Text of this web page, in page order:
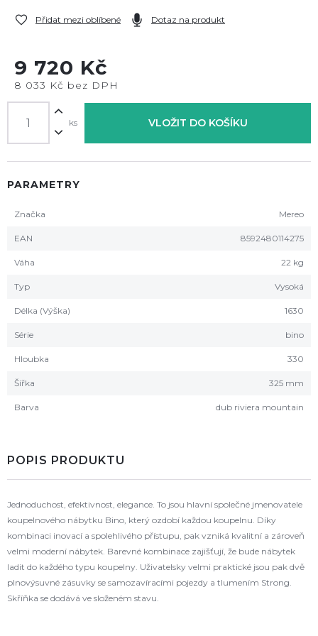
Přidat mezi oblíbené Dotaz na produkt
9 720 Kč
8 033 Kč bez DPH
ks VLOŽIT DO KOŠÍKU
PARAMETRY
Značka Mereo
EAN 8592480114275
Váha 22 kg
Typ Vysoká
Délka (Výška) 1630
Série bino
Hloubka 330
Šířka 325 mm
Barva dub riviera mountain
POPIS PRODUKTU
Jednoduchost, efektivnost, elegance. To jsou hlavní společné jmenovatele
koupelnového nábytku Bino, který ozdobí každou koupelnu. Díky
kombinaci inovací a spolehlivého přístupu, pak vzniká kvalitní a zároveň
velmi moderní nábytek. Barevné kombinace zajišťují, že bude nábytek
ladit do každého typu koupelny. Uživatelsky velmi praktické jsou pak dvě
plnovýsuvné zásuvky se samozavíracími pojezdy a tlumením Strong.
Skříňka se dodává ve složeném stavu.